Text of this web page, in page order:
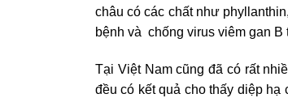
châu có các chất như
bệnh và chống virus viêm gan
Tại Việt Nam cũng đã có rất
đều có kết quả cho thấy diệp